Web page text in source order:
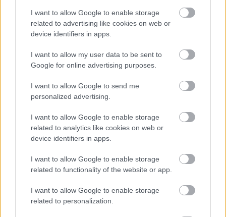
I want to allow Google to enable storage
related to advertising like cookies on web or
device identifiers in apps.
I want to allow my user data to be sent to
Google for online advertising purposes.
I want to allow Google to send me
personalized advertising.
I want to allow Google to enable storage
related to analytics like cookies on web or
device identifiers in apps.
I want to allow Google to enable storage
related to functionality of the website or app.
I want to allow Google to enable storage
related to personalization.
Πυροσβεστική Σχολή: Νέος
κανονισμός για δόκιμους – Τι αλλάζει
σε διαμονή, σίτιση και πρακτική
e-ΕΦΚΑ: Έως 846 ευρώ επιπλέον στη
σύνταξη – Ποιοι δικαιούνται τα
χρήματα
ΔΥΠΑ: Ευκαιρία συνταξιοδότησης για
8.000 ανέργους άνω των 55 ετών –
Ξεκίνησαν οι αιτήσεις